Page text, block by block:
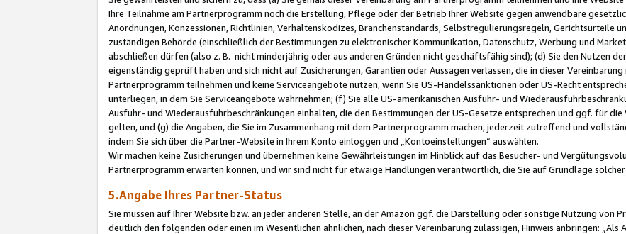
Ihre Teilnahme am Partnerprogramm noch die Erstellung, Pflege oder der Betrieb Ihrer Website gegen anwendbare
Anordnungen, Konzessionen, Richtlinien, Verhaltenskodizes, Branchenstandards, Selbstregulierungsregeln, Gerichtsurteile
zuständigen Behörde (einschließlich der Bestimmungen zu elektronischer Kommunikation, Datenschutz, Werbung und
abschließen dürfen (also z. B. nicht minderjährig oder aus anderen Gründen nicht geschäftsfähig sind); (d) Sie den Nutzen
eigenständig geprüft haben und sich nicht auf Zusicherungen, Garantien oder Aussagen verlassen, die in dieser
Partnerprogramm teilnehmen und keine Serviceangebote nutzen, wenn Sie US-Handelssanktionen oder US-Recht
unterliegen, in dem Sie Serviceangebote wahrnehmen; (f) Sie alle US-amerikanischen Ausfuhr- und
Ausfuhr- und Wiederausfuhrbeschränkungen einhalten, die den Bestimmungen der US-Gesetze entsprechen und ggf. für
gelten, und (g) die Angaben, die Sie im Zusammenhang mit dem Partnerprogramm machen, jederzeit zutreffend und
indem Sie sich über die Partner-Website in Ihrem Konto einloggen und „Kontoeinstellungen“ auswählen.
Wir machen keine Zusicherungen und übernehmen keine Gewährleistungen im Hinblick auf das Besucher- und
Partnerprogramm erwarten können, und wir sind nicht für etwaige Handlungen verantwortlich, die Sie auf Grundlage
5.Angabe Ihres Partner-Status
Sie müssen auf Ihrer Website bzw. an jeder anderen Stelle, an der Amazon ggf. die Darstellung oder sonstige Nutzung von
deutlich den folgenden oder einen im Wesentlichen ähnlichen, nach dieser Vereinbarung zulässigen, Hinweis anbringen: